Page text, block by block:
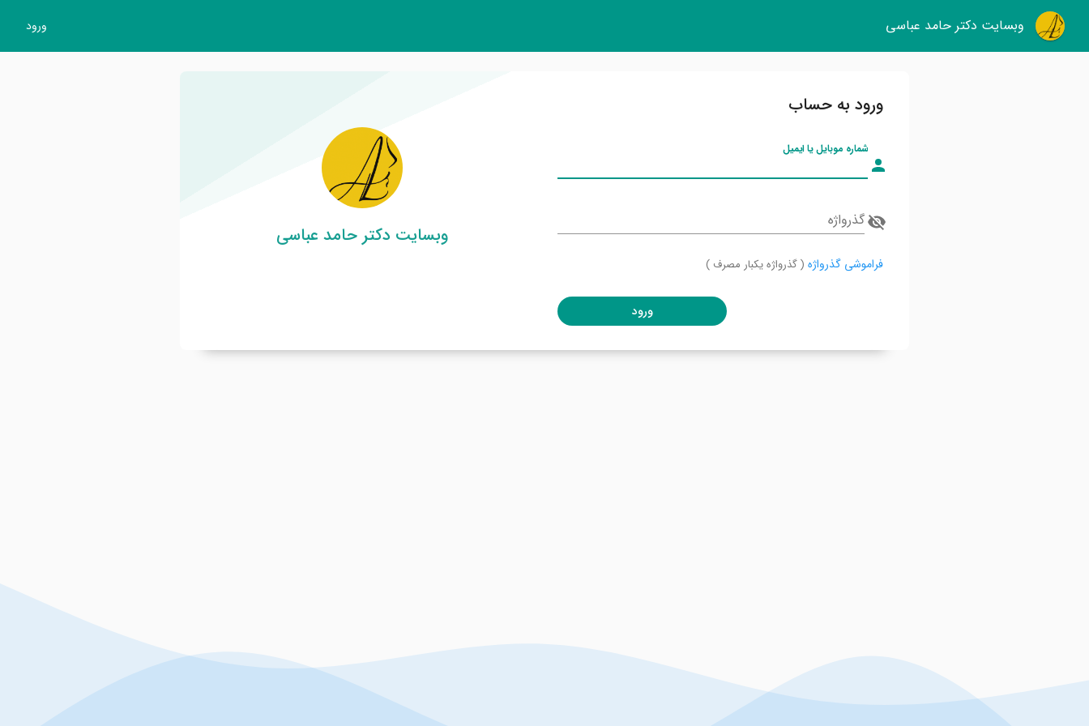
وبسایت دکتر حامد عباسی ورود
ورود به حساب
شماره موبایل یا ایمیل
گذرواژه
فراموشی گذرواژه ( گذرواژه یکبار مصرف )
ورود
وبسایت دکتر حامد عباسی